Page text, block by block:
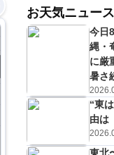
0ミリ
1m/s
21
0ミリ
℃
1m/s
お天気ニュース
今日
縄・
に厳
暑さ
“東
由は
東北